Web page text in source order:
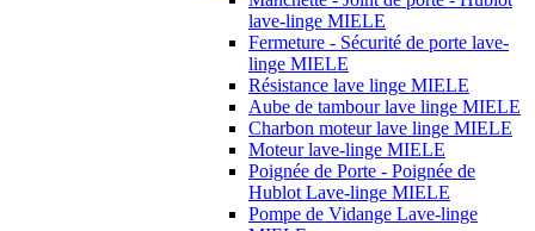
lave-linge MIELE
Fermeture - Sécurité de porte lave-
linge MIELE
Résistance lave linge MIELE
Aube de tambour lave linge MIELE
Charbon moteur lave linge MIELE
Moteur lave-linge MIELE
Poignée de Porte - Poignée de
Hublot Lave-linge MIELE
Pompe de Vidange Lave-linge